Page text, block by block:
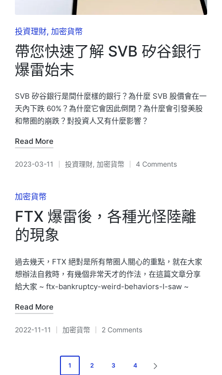
Posted
in
投資理財 加密貨幣
帶您快速了解 SVB 矽谷銀行
爆雷始末
SVB 矽谷銀行是間什麼樣的銀行？為什麼 SVB 股價會在一
天內下跌 60%？為什麼它會因此倒閉？為什麼會引發美股
和幣圈的崩跌？對投資人又有什麼影響？
Read More
2023-03-11
Posted
投資理財, 加密貨幣 4 Comments
Posted
in
加密貨幣
FTX 爆雷後，各種光怪陸離
的現象
過去幾天，FTX 絕對是所有幣圈人關心的重點，就在大家
想辦法自救時，有幾個非常天才的作法，在這篇文章分享
給大家 ~ ftx-bankruptcy-weird-behaviors-I-saw ~
Read More
2022-11-11
Posted
加密貨幣 2 Comments
1 2 3 4